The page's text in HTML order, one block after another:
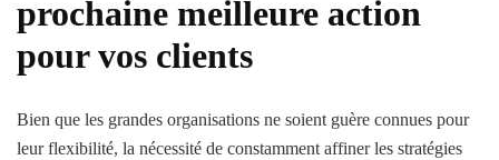
prochaine meilleure action
pour vos clients
Bien que les grandes organisations ne soient guère connues pour
leur flexibilité, la nécessité de constamment affiner les stratégies